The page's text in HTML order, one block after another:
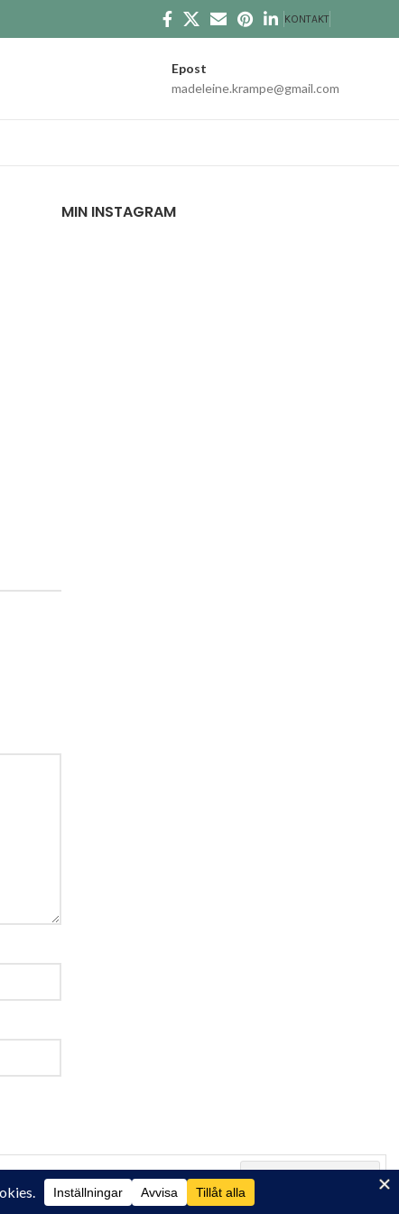
KONTAKT
Epost
madeleine.krampe@gmail.com
MIN INSTAGRAM